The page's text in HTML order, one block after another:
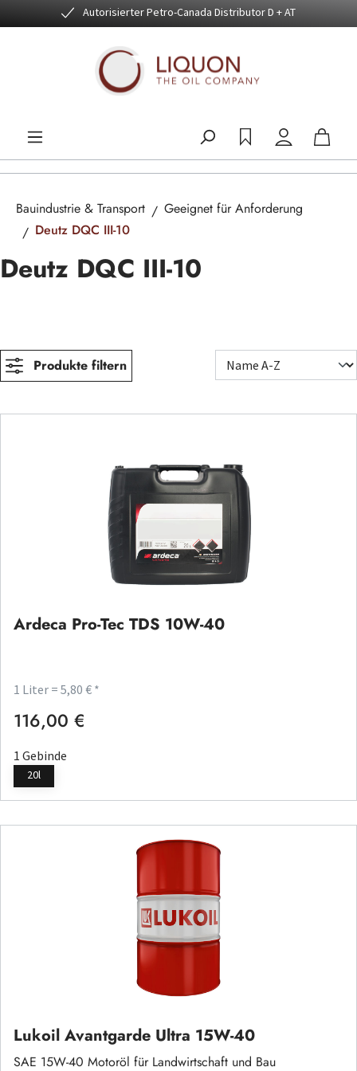
Zum Hauptinhalt springenAutorisierter Petro-Canada Distributor D + AT
Bauindustrie & Transport
Geeignet für Anforderung
Deutz DQC III-10
Deutz DQC III-10
Produkte filtern
Ardeca Pro-Tec TDS 10W-40
1 Liter = 5,80 € *
Regulärer Preis:
116,00 €
1 Gebinde
20l
Lukoil Avantgarde Ultra 15W-40
SAE 15W-40 Motoröl für Landwirtschaft und Bau